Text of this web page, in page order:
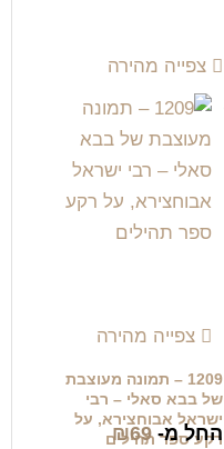
צפייה מהירה
צפייה מהירה
1209 – תמונה מעוצבת
של בבא סאלי – רבי
ישראל אבוחצירא, על
רקע ספר תהילים
החל מ- ₪69